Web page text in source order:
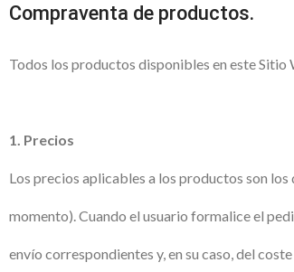
Compraventa de productos.
Todos los productos disponibles en este
1. Precios
Los precios aplicables a los productos son
momento). Cuando el usuario formalice el
envío correspondientes y, en su caso, del